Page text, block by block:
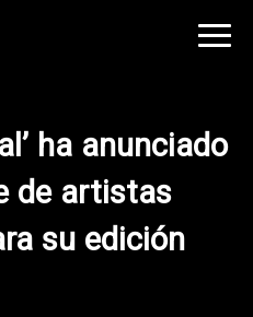
ha anunciado
de artistas
su edición